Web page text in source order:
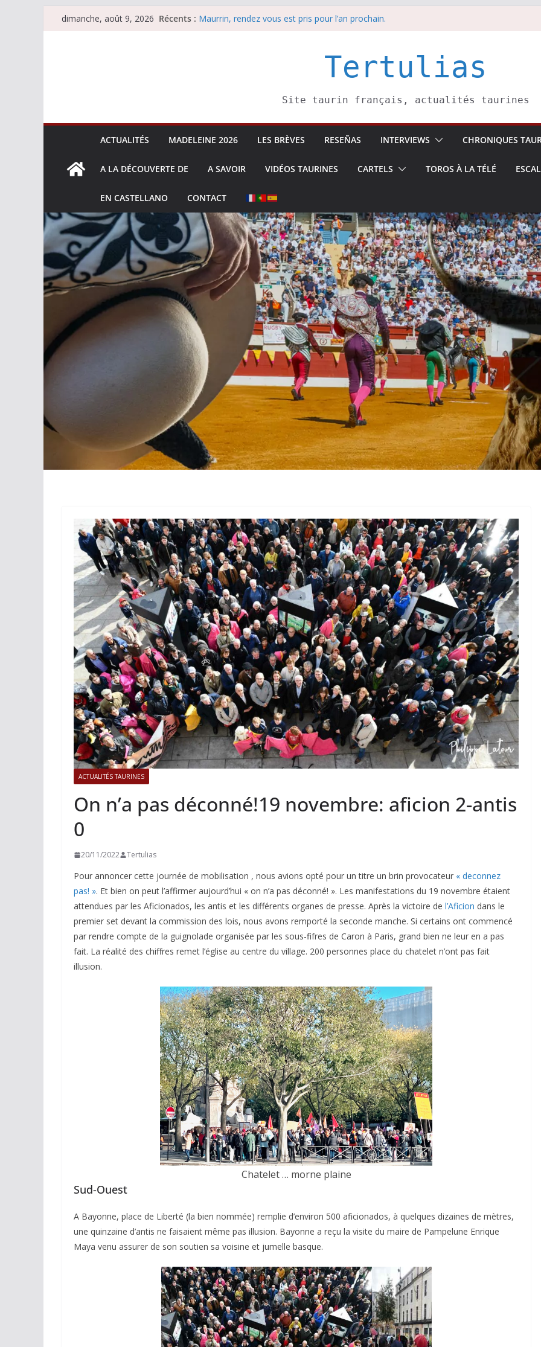
Passerdimanche, août 9, 2026 Récents : Maurrin, rendez vous est pris pour l’an prochain.
Parentis, La Golosina: une première étapeTertulias
Site taurin français, actualités taurines
ACTUALITÉS MADELEINE 2026 LES BRÈVES RESEÑAS INTERVIEWS CHRONIQUES
A LA DÉCOUVERTE DE A SAVOIR VIDÉOS TAURINES CARTELS TOROS À LA TÉLÉ
EN CASTELLANO CONTACT
ACTUALITÉS TAURINES
On n’a pas déconné!19 novembre: aficion 2-antis
0
20/11/2022 Tertulias
Pour annoncer cette journée de mobilisation , nous avions opté pour un titre un brin provocateur « deconnez
pas! ». Et bien on peut l’affirmer aujourd’hui « on n’a pas déconné! ». Les manifestations du 19 novembre étaient
attendues par les Aficionados, les antis et les différents organes de presse. Après la victoire de l’Aficion dans le
premier set devant la commission des lois, nous avons remporté la seconde manche. Si certains ont commencé
par rendre compte de la guignolade organisée par les sous-fifres de Caron à Paris, grand bien ne leur en a pas
fait. La réalité des chiffres remet l’église au centre du village. 200 personnes place du chatelet n’ont pas fait
illusion.
Chatelet … morne plaine
Sud-Ouest
A Bayonne, place de Liberté (la bien nommée) remplie d’environ 500 aficionados, à quelques dizaines de mètres,
une quinzaine d’antis ne faisaient même pas illusion. Bayonne a reçu la visite du maire de Pampelune Enrique
Maya venu assurer de son soutien sa voisine et jumelle basque.
ACTUALITÉS TAURINES PHOTOS TAURINES 2026
Istres, l’ouverture en
photos
19/06/2026 Tertulias
ACTUALITÉS TAURINES PHOTOS TAURINES 2026
Bayonne, la corrida des
fêtes en photos
17/07/2026 Tertulias
ACTUALITÉS TAURINES
CHRONIQUES TAURINES 2026
Arles : au seuil des
espérances.
02/04/2026 Olivier Castelnau
ACTUALITÉS TAURINES
CHRONIQUES TAURINES 2026
Istres : la feria des
ultimes émotions
18/06/2026 Olivier Castelnau